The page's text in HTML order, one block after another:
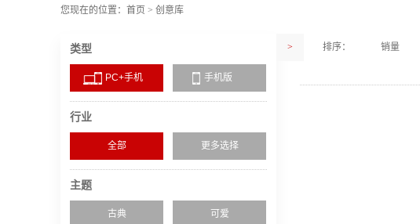
您现在的位置： 首页 > 创意库
类型
PC+手机 手机版
行业
全部 更多选择
主题
古典 可爱
> 排序： 销量